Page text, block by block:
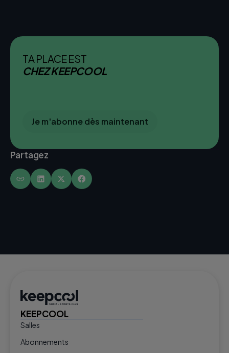
TA PLACE EST
CHEZ KEEPCOOL
Je m'abonne dès maintenant
Partagez
KEEPCOOL
Salles
Abonnements